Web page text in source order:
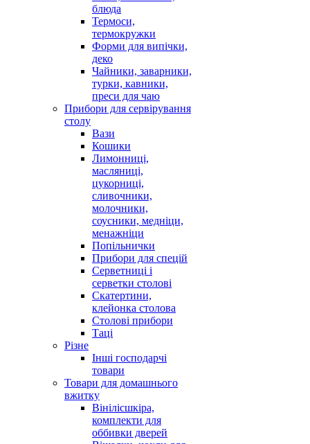
блюда
Термоси,
термокружки
Форми для випічки,
деко
Чайники, заварники,
турки, кавники,
преси для чаю
Прибори для сервірування
столу
Вази
Кошики
Лимонниці,
масляниці,
цукорниці,
сливочники,
молочники,
соусники, медніци,
менажніци
Попільнички
Прибори для спецій
Серветниці і
серветки столові
Скатертини,
клейонка столова
Столові прибори
Таці
Різне
Інші господарчі
товари
Товари для домашнього
вжитку
Вінілісшкіра,
комплекти для
оббивки дверей